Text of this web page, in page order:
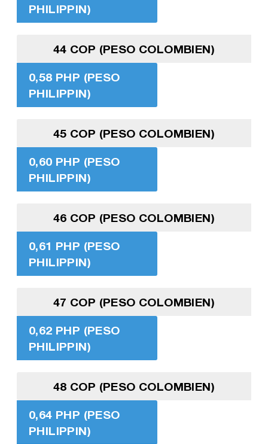
PHILIPPIN)
44 COP (PESO COLOMBIEN)
0,58 PHP (PESO
PHILIPPIN)
45 COP (PESO COLOMBIEN)
0,60 PHP (PESO
PHILIPPIN)
46 COP (PESO COLOMBIEN)
0,61 PHP (PESO
PHILIPPIN)
47 COP (PESO COLOMBIEN)
0,62 PHP (PESO
PHILIPPIN)
48 COP (PESO COLOMBIEN)
0,64 PHP (PESO
PHILIPPIN)